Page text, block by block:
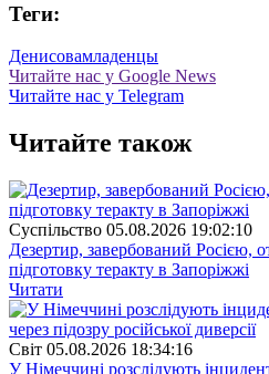
Теги:
Денисовамладенцы
Читайте нас у Google News
Читайте нас у Telegram
Читайте також
Суспiльство 05.08.2026 19:02:10
Дезертир, завербований Росією,
підготовку теракту в Запоріжжі
Читати
Свiт 05.08.2026 18:34:16
У Німеччині розслідують